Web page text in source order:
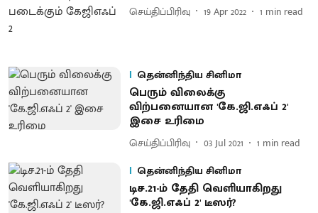
செய்திப்பிரிவு 19 Apr 2022 1 min read
தென்னிந்திய சினிமா
பெரும் விலைக்கு
விற்பனையான 'கே.ஜி.எஃப் 2'
இசை உரிமை
செய்திப்பிரிவு 03 Jul 2021 1 min read
தென்னிந்திய சினிமா
டிச.21-ம் தேதி வெளியாகிறது
'கே.ஜி.எஃப் 2' டீஸர்?